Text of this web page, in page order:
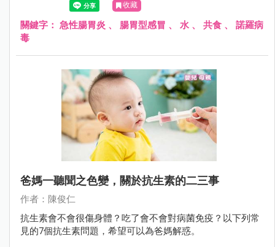
收藏
關鍵字： 急性腸胃炎 、 腸胃型感冒 、 水 、 共食 、 諾羅病
毒
爸媽一聽聞之色變，關於抗生素的二三事
作者：陳俊仁
抗生素會不會很傷身體？吃了會不會對病菌免疫？以下列常
見的7個抗生素問題，希望可以為爸媽解惑。